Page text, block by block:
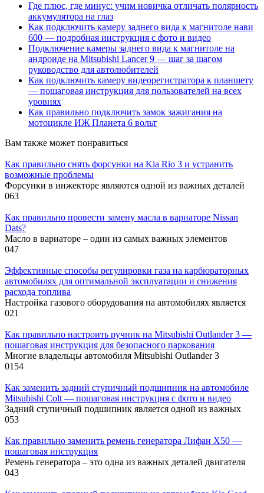
Где плюс, где минус: учим новичка отличать полярность
аккумулятора на глаз
Как подключить камеру заднего вида к магнитоле нави
600 — подробная инструкция с фото и видео
Подключение камеры заднего вида к магнитоле на
андроиде на Mitsubishi Lancer 9 — шаг за шагом
руководство для автолюбителей
Как подключить камеру видеорегистратора к планшету
— пошаговая инструкция для пользователей на всех
уровнях
Как правильно подключить замок зажигания на
мотоцикле ИЖ Планета 6 вольт
Вам также может понравиться
Как правильно снять форсунки на Kia Rio 3 и устранить
возможные проблемы
Форсунки в инжекторе являются одной из важных деталей
063
Как правильно провести замену масла в вариаторе Nissan
Dats?
Масло в вариаторе – один из самых важных элементов
047
Эффективные способы регулировки газа на карбюраторных
автомобилях для оптимальной эксплуатации и снижения
расхода топлива
Настройка газового оборудования на автомобилях является
021
Как правильно настроить ручник на Mitsubishi Outlander 3 —
пошаговая инструкция для безопасного паркования
Многие владельцы автомобиля Mitsubishi Outlander 3
0154
Как заменить задний ступичный подшипник на автомобиле
Mitsubishi Colt — пошаговая инструкция с фото и видео
Задний ступичный подшипник является одной из важных
053
Как правильно заменить ремень генератора Лифан Х50 —
пошаговая инструкция
Ремень генератора – это одна из важных деталей двигателя
043